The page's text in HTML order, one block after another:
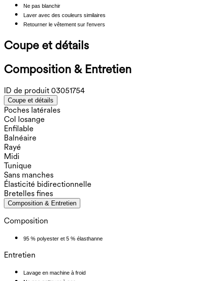
Ne pas blanchir
Laver avec des couleurs similaires
Retourner le vêtement sur l'envers
Coupe et détails
Composition & Entretien
ID de produit 03051754
Coupe et détails
Poches latérales
Col losange
Enfilable
Balnéaire
Rayé
Midi
Tunique
Sans manches
Élasticité bidirectionnelle
Bretelles fines
Composition & Entretien
Composition
95 % polyester et 5 % élasthanne
Entretien
Lavage en machine à froid